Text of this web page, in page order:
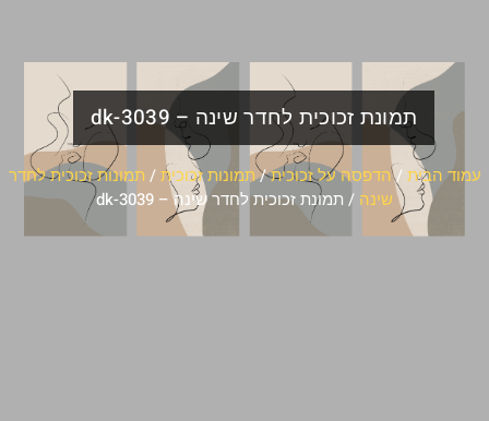
תמונת זכוכית לחדר שינה – dk-3039
עמוד הבית /הדפסה על זכוכית/תמונות זכוכית/ תמונות זכוכית לחדר
שינה / תמונת זכוכית לחדר שינה – dk-3039